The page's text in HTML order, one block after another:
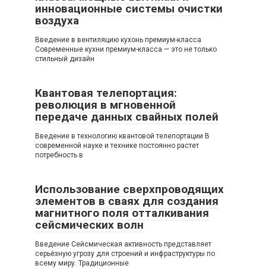
инновационные системы очистки
воздуха
Введение в вентиляцию кухонь премиум-класса
Современные кухни премиум-класса — это не только
стильный дизайн
Квантовая телепортация:
революция в мгновенной
передаче данных свайных полей
Введение в технологию квантовой телепортации В
современной науке и технике постоянно растет
потребность в
Использование сверхпроводящих
элементов в сваях для создания
магнитного поля отталкивания
сейсмических волн
Введение Сейсмическая активность представляет
серьёзную угрозу для строений и инфраструктуры по
всему миру. Традиционные